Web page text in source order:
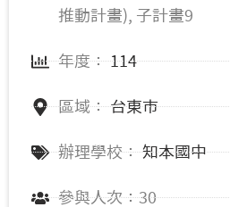
推動計畫), 子計畫9
年度： 114
區域： 台東市
辦理學校： 知本國中
參與人次：30